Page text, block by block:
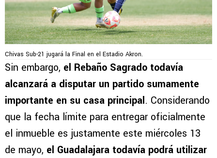
Chivas Sub-21 jugará la Final en el Estadio Akron.
Sin embargo, el Rebaño Sagrado todavía
alcanzará a disputar un partido sumamente
importante en su casa principal. Considerando
que la fecha límite para entregar oficialmente
el inmueble es justamente este miércoles 13
de mayo, el Guadalajara todavía podrá utilizar